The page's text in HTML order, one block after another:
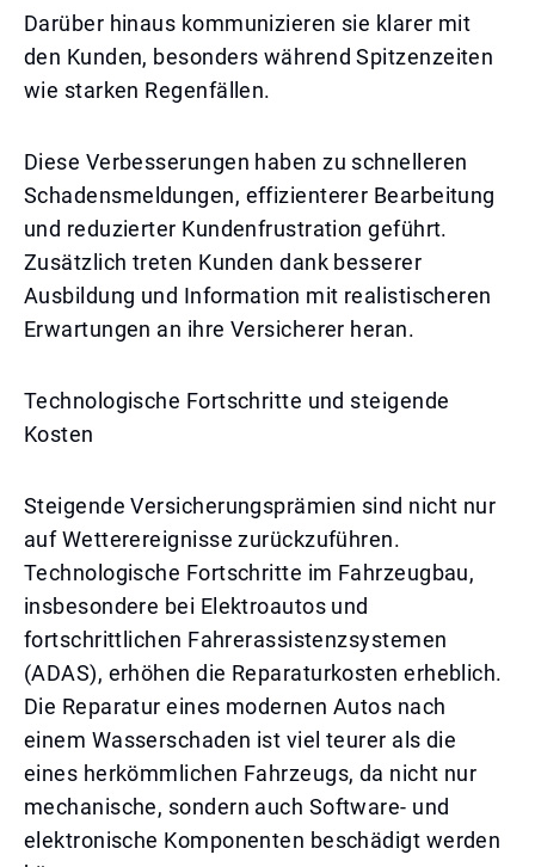
Darüber hinaus kommunizieren sie klarer mit
den Kunden, besonders während Spitzenzeiten
wie starken Regenfällen.
Diese Verbesserungen haben zu schnelleren
Schadensmeldungen, effizienterer Bearbeitung
und reduzierter Kundenfrustration geführt.
Zusätzlich treten Kunden dank besserer
Ausbildung und Information mit realistischeren
Erwartungen an ihre Versicherer heran.
Technologische Fortschritte und steigende
Kosten
Steigende Versicherungsprämien sind nicht nur
auf Wetterereignisse zurückzuführen.
Technologische Fortschritte im Fahrzeugbau,
insbesondere bei Elektroautos und
fortschrittlichen Fahrerassistenzsystemen
(ADAS), erhöhen die Reparaturkosten erheblich.
Die Reparatur eines modernen Autos nach
einem Wasserschaden ist viel teurer als die
eines herkömmlichen Fahrzeugs, da nicht nur
mechanische, sondern auch Software- und
elektronische Komponenten beschädigt werden